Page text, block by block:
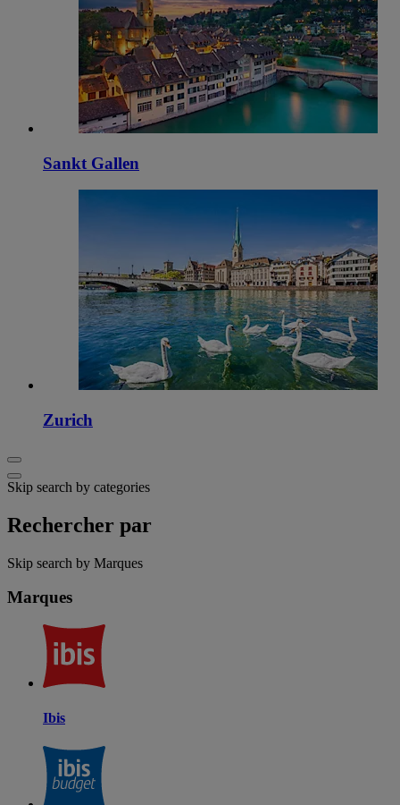
Sankt Gallen
Zurich
Skip search by categories
Rechercher par
Skip search by Marques
Marques
Ibis